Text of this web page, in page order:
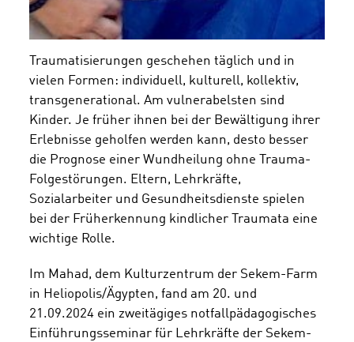
Traumatisierungen geschehen täglich und in
vielen Formen: individuell, kulturell, kollektiv,
transgenerational. Am vulnerabelsten sind
Kinder. Je früher ihnen bei der Bewältigung ihrer
Erlebnisse geholfen werden kann, desto besser
die Prognose einer Wundheilung ohne Trauma-
Folgestörungen. Eltern, Lehrkräfte,
Sozialarbeiter und Gesundheitsdienste spielen
bei der Früherkennung kindlicher Traumata eine
wichtige Rolle.
Im Mahad, dem Kulturzentrum der Sekem-Farm
in Heliopolis/Ägypten, fand am 20. und
21.09.2024 ein zweitägiges notfallpädagogisches
Einführungsseminar für Lehrkräfte der Sekem-